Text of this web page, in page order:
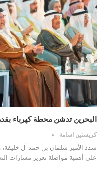
البحرين تدشن محطة كهرباء بقدرة 1500 ميغاوات وبتكلفة مليار
كريستين اسامة
شدد الأمير سلمان بن حمد آل خليفة،
على أهمية مواصلة تعزيز مسارات